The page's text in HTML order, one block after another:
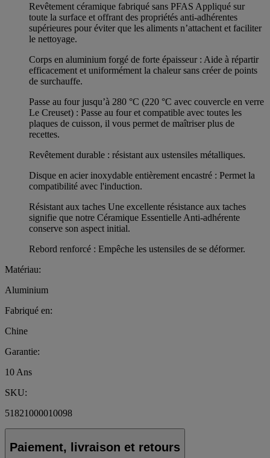
Revêtement céramique fabriqué sans PFAS Appliqué sur
toute la surface et offrant des propriétés anti-adhérentes
supérieures pour éviter que les aliments n’attachent et faciliter
le nettoyage.
Corps en aluminium forgé de forte épaisseur : Aide à répartir
efficacement et uniformément la chaleur sans créer de points
de surchauffe.
Passe au four jusqu’à 280 °C (220 °C avec couvercle en verre
Le Creuset) : Passe au four et compatible avec toutes les
plaques de cuisson, il vous permet de maîtriser plus de
recettes.
Revêtement durable : résistant aux ustensiles métalliques.
Disque en acier inoxydable entièrement encastré : Permet la
compatibilité avec l'induction.
Résistant aux taches Une excellente résistance aux taches
signifie que notre Céramique Essentielle Anti-adhérente
conserve son aspect initial.
Rebord renforcé : Empêche les ustensiles de se déformer.
Matériau:
Aluminium
Fabriqué en:
Chine
Garantie:
10 Ans
SKU:
51821000010098
Paiement, livraison et retours